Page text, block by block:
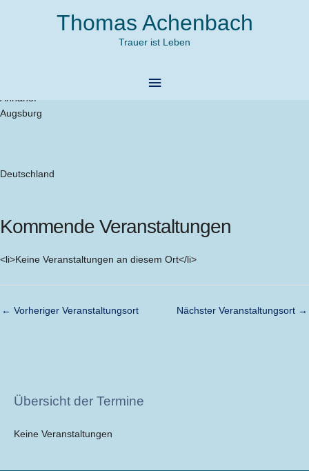
Thomas Achenbach
Trauer ist Leben
Hauptmenü
Evangelisches Forum
Annahof
Augsburg
Deutschland
Kommende Veranstaltungen
<li>Keine Veranstaltungen an diesem Ort</li>
← Vorheriger Veranstaltungsort Nächster Veranstaltungsort →
Übersicht der Termine
Keine Veranstaltungen